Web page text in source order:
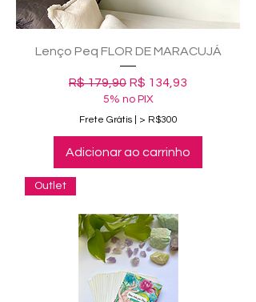
Lenço Peq FLOR DE MARACUJÁ
Preço normal
R$ 179,90 Preço promocional
R$ 134,93
5% no PIX
Frete Grátis | > R$300
Adicionar ao carrinho
Outlet